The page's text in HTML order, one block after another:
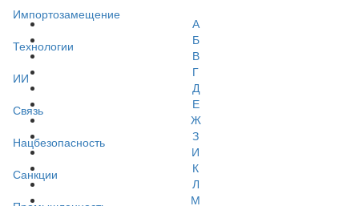
Импортозамещение
Технологии
ИИ
Связь
Нацбезопасность
Санкции
А
Б
В
Г
Д
Е
Ж
З
И
К
Л
М